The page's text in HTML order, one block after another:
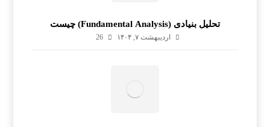
تحلیل بنیادی (Fundamental Analysis) چیست
اردیبهشت ۷, ۱۴۰۴ 26